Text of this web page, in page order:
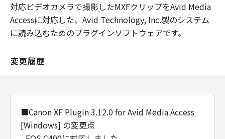
対応ビデオカメラで撮影したMXFクリップをAvid Media
Accessに対応した、Avid Technology, Inc.製のシステム
に読み込むためのプラグインソフトウェアです。
変更履歴
■Canon XF Plugin 3.12.0 for Avid Media Access
[Windows] の変更点